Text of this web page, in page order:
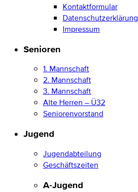
Kontaktformular
Datenschutzerklärung
Impressum
Senioren
1. Mannschaft
2. Mannschaft
3. Mannschaft
Alte Herren – Ü32
Seniorenvorstand
Jugend
Jugendabteilung
Geschäftszeiten
A-Jugend